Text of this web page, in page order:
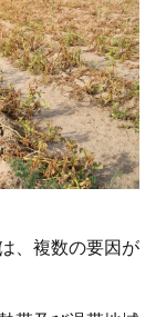
、複数の要因が